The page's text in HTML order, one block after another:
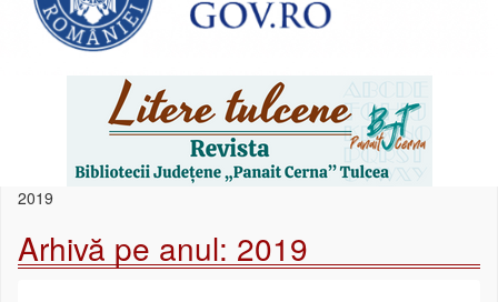
2019
Arhivă pe anul: 2019